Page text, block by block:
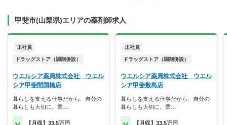
甲斐市(山梨県)エリアの薬剤師求人
正社員
ドラッグストア（調剤併設）
ウエルシア薬局株式会社 ウエル
シア甲斐開国橋店
暮らしを支える仕事だから、自分の
暮らしも大切に。業…
【月収】33.5万円
正社員
ドラッグストア（調剤併設）
ウエルシア薬局株式会社 ウエル
シア甲斐敷島店
暮らしを支える仕事だから、自分の
暮らしも大切に。業…
【月収】33.5万円